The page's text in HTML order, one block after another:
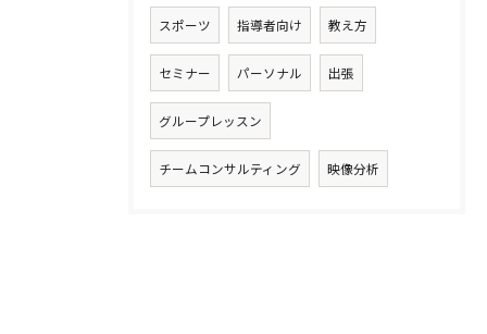
スポーツ 指導者向け 教え方
セミナー パーソナル 出張
グループレッスン
チームコンサルティング 映像分析